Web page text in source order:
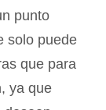
punto
solo puede
que para
ya que